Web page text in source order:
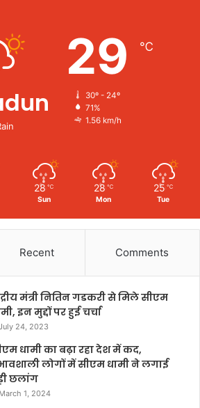
29 ℃
30º - 24º
71%
1.56 km/h
28 ℃
Sun
28 ℃
Mon
25 ℃
Tue
Recent Comments
मंत्री नितिन गडकरी से मिले सीएम
इन मुद्दों पर हुई चर्चा
24, 2023
धामी का बढ़ा रहा देश में कद,
लोगों में सीएम धामी ने लगाई
छलांग
March 1, 2024